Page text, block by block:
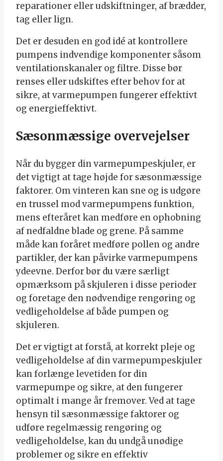
reparationer eller udskiftninger, af brædder,
tag eller lign.
Det er desuden en god idé at kontrollere
pumpens indvendige komponenter såsom
ventilationskanaler og filtre. Disse bør
renses eller udskiftes efter behov for at
sikre, at varmepumpen fungerer effektivt
og energieffektivt.
Sæsonmæssige overvejelser
Når du bygger din varmepumpeskjuler, er
det vigtigt at tage højde for sæsonmæssige
faktorer. Om vinteren kan sne og is udgøre
en trussel mod varmepumpens funktion,
mens efteråret kan medføre en ophobning
af nedfaldne blade og grene. På samme
måde kan foråret medføre pollen og andre
partikler, der kan påvirke varmepumpens
ydeevne. Derfor bør du være særligt
opmærksom på skjuleren i disse perioder
og foretage den nødvendige rengøring og
vedligeholdelse af både pumpen og
skjuleren.
Det er vigtigt at forstå, at korrekt pleje og
vedligeholdelse af din varmepumpeskjuler
kan forlænge levetiden for din
varmepumpe og sikre, at den fungerer
optimalt i mange år fremover. Ved at tage
hensyn til sæsonmæssige faktorer og
udføre regelmæssig rengøring og
vedligeholdelse, kan du undgå unødige
problemer og sikre en effektiv